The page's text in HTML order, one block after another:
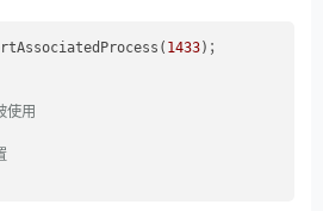
1433)；
使用